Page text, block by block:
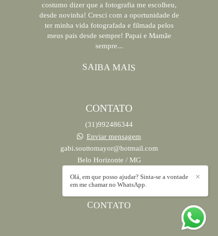
costumo dizer que a fotografia me escolheu,
desde novinha! Cresci com a oportunidade de
ter minha vida fotografada e filmada pelos
meus pais desde sempre! Papai e Mamãe
sempre...
SAIBA MAIS
CONTATO
(31)992486344
Enviar mensagem
gabi.souttomayor@hotmail.com
Belo Horizonte / MG
CONTATO
✕
Olá, em que posso ajudar? Sinta-se a vontade
em me chamar no WhatsApp.